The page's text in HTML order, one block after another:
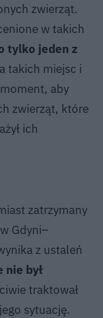
zwierząt.
w takich
tylko jeden z
takich miejsc i
aby
zwierząt, które
ich
zatrzymany
Gdyni–
z ustaleń
był
traktował
sytuację.